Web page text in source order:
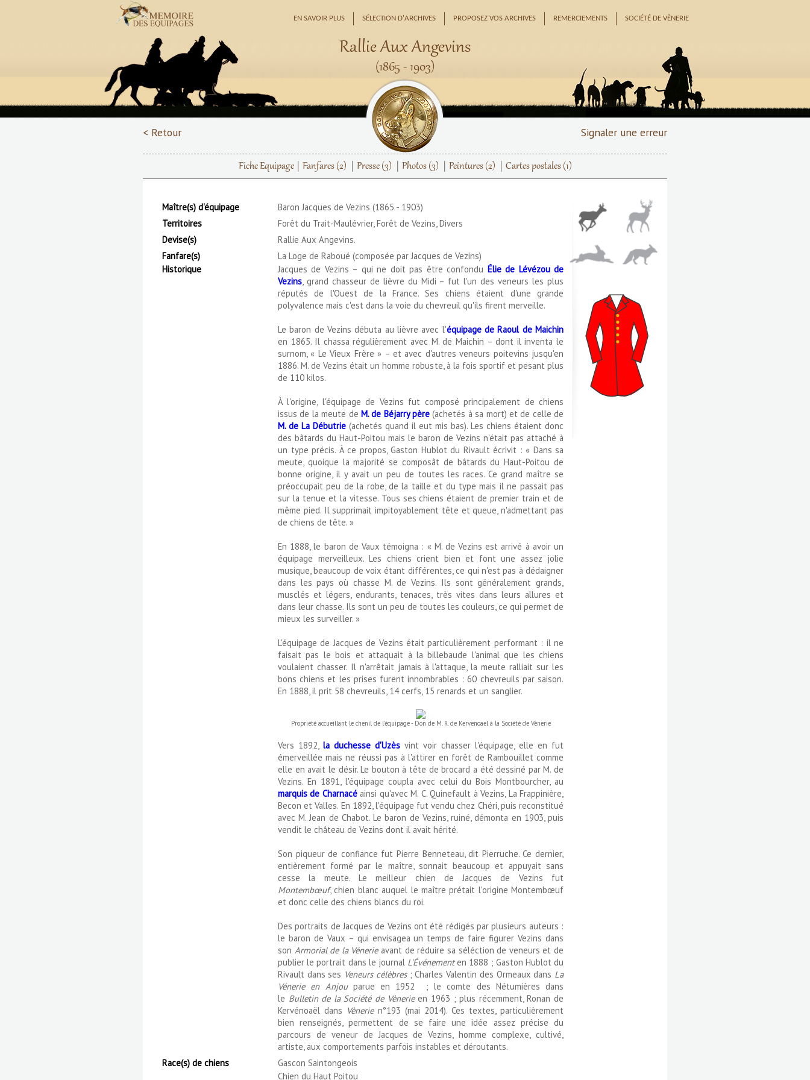
EN SAVOIR PLUS SÉLECTION D'ARCHIVES PROPOSEZ VOS ARCHIVES REMERCIEMENTS SOCIÉTÉ DE VÈNERIE
Rallie Aux Angevins
(1865 - 1903)
< Retour Signaler une erreur
Fiche Equipage Fanfares (2) Presse (3) Photos (3) Peintures (2) Cartes postales (1)
Maître(s) d'équipage
Baron Jacques de Vezins (1865 - 1903)
Territoires
Forêt du Trait-Maulévrier, Forêt de Vezins, Divers
Devise(s)
Rallie Aux Angevins.
Fanfare(s)
La Loge de Raboué (composée par Jacques de Vezins)
Historique
Jacques de Vezins – qui ne doit pas être confondu Élie de Lévézou de
Vezins, grand chasseur de lièvre du Midi – fut l'un des veneurs les plus
réputés de l'Ouest de la France. Ses chiens étaient d'une grande
polyvalence mais c'est dans la voie du chevreuil qu'ils firent merveille.
Le baron de Vezins débuta au lièvre avec l'équipage de Raoul de Maichin
en 1865. Il chassa régulièrement avec M. de Maichin – dont il inventa le
surnom, « Le Vieux Frère » – et avec d'autres veneurs poitevins jusqu'en
1886. M. de Vezins était un homme robuste, à la fois sportif et pesant plus
de 110 kilos.
À l'origine, l'équipage de Vezins fut composé principalement de chiens
issus de la meute de M. de Béjarry père (achetés à sa mort) et de celle de
M. de La Débutrie (achetés quand il eut mis bas). Les chiens étaient donc
des bâtards du Haut-Poitou mais le baron de Vezins n'était pas attaché à
un type précis. À ce propos, Gaston Hublot du Rivault écrivit : « Dans sa
meute, quoique la majorité se composât de bâtards du Haut-Poitou de
bonne origine, il y avait un peu de toutes les races. Ce grand maître se
préoccupait peu de la robe, de la taille et du type mais il ne passait pas
sur la tenue et la vitesse. Tous ses chiens étaient de premier train et de
même pied. Il supprimait impitoyablement tête et queue, n'admettant pas
de chiens de tête. »
En 1888, le baron de Vaux témoigna : « M. de Vezins est arrivé à avoir un
équipage merveilleux. Les chiens crient bien et font une assez jolie
musique, beaucoup de voix étant différentes, ce qui n'est pas à dédaigner
dans les pays où chasse M. de Vezins. Ils sont généralement grands,
musclés et légers, endurants, tenaces, très vites dans leurs allures et
dans leur chasse. Ils sont un peu de toutes les couleurs, ce qui permet de
mieux les surveiller. »
L'équipage de Jacques de Vezins était particulièrement performant : il ne
faisait pas le bois et attaquait à la billebaude l'animal que les chiens
voulaient chasser. Il n'arrêtait jamais à l'attaque, la meute ralliait sur les
bons chiens et les prises furent innombrables : 60 chevreuils par saison.
En 1888, il prit 58 chevreuils, 14 cerfs, 15 renards et un sanglier.
Propriété accueillant le chenil de l'équipage - Don de M. R. de Kervenoael à la Société de Vènerie
Vers 1892, la duchesse d'Uzès vint voir chasser l'équipage, elle en fut
émerveillée mais ne réussi pas à l'attirer en forêt de Rambouillet comme
elle en avait le désir. Le bouton à tête de brocard a été dessiné par M. de
Vezins. En 1891, l'équipage coupla avec celui du Bois Montbourcher, au
marquis de Charnacéainsi qu'avec M. C. Quinefault à Vezins, La Frappinière,
Becon et Valles. En 1892, l'équipage fut vendu chez Chéri, puis reconstitué
avec M. Jean de Chabot. Le baron de Vezins, ruiné, démonta en 1903, puis
vendit le château de Vezins dont il avait hérité.
Son piqueur de confiance fut Pierre Benneteau, dit Pierruche. Ce dernier,
entièrement formé par le maître, sonnait beaucoup et appuyait sans
cesse la meute. Le meilleur chien de Jacques de Vezins fut
Montembœuf, chien blanc auquel le maître prétait l'origine Montembœuf
et donc celle des chiens blancs du roi.
Des portraits de Jacques de Vezins ont été rédigés par plusieurs auteurs :
le baron de Vaux – qui envisagea un temps de faire figurer Vezins dans
son Armorialde la Vénerieavant de réduire sa séléction de veneurs et de
publier le portrait dans le journal L'Événementen 1888 ; Gaston Hublot du
Rivault dans ses Veneurs célèbres; Charles Valentin des Ormeaux dans La
Vénerie en Anjouparue en 1952 ; le comte des Nétumières dans
le Bulletin de la Société de Vènerie en 1963 ; plus récemment, Ronan de
Kervénoaël dans Vènerien°193 (mai 2014). Ces textes, particulièrement
bien renseignés, permettent de se faire une idée assez précise du
parcours de veneur de Jacques de Vezins, homme complexe, cultivé,
artiste, aux comportements parfois instables et déroutants.
Race(s) de chiens
Gascon Saintongeois
Chien du Haut Poitou